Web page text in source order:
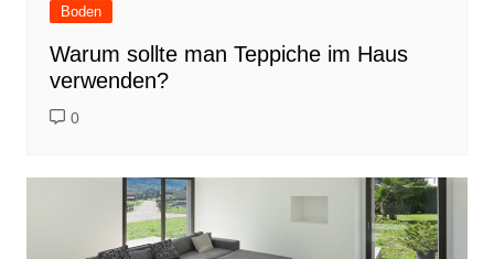
Boden
Warum sollte man Teppiche im Haus
verwenden?
0